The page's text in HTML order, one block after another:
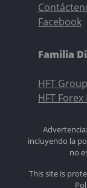
Facebook
Familia
HFT
HFT
incluyendo la
no
This site is